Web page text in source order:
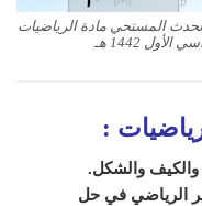
المستحي مادة الرياضيات
1442 هـ
:
والشكل.
الرياضي في حل